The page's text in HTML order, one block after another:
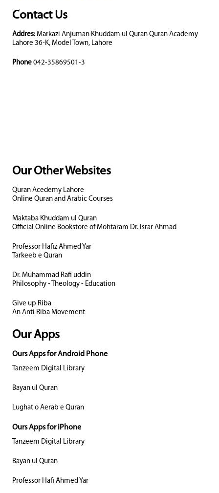
Contact Us
Addres: Markazi Anjuman Khuddam ul Quran Quran Academy
Lahore 36-K, Model Town, Lahore
Phone 042-35869501-3
Our Other Websites
Quran Acedemy Lahore
Online Quran and Arabic Courses
Maktaba Khuddam ul Quran
Official Online Bookstore of Mohtaram Dr. Israr Ahmad
Professor Hafiz Ahmed Yar
Tarkeeb e Quran
Dr. Muhammad Rafi uddin
Philosophy - Theology - Education
Give up Riba
An Anti Riba Movement
Our Apps
Ours Apps for Android Phone
Tanzeem Digital Library
Bayan ul Quran
Lughat o Aerab e Quran
Ours Apps for iPhone
Tanzeem Digital Library
Bayan ul Quran
Professor Hafi Ahmed Yar